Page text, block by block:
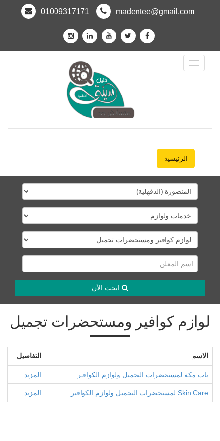
madentee@gmail.com
01009317171
Toggle
Navigation
الرئيسية
ابحث الأن
لوازم كوافير ومستحضرات تجميل
الاسم التفاصيل
باب مكة لمستحضرات التجميل ولوازم الكوافير المزيد
Skin Care لمستحضرات التجميل ولوازم الكوافير المزيد